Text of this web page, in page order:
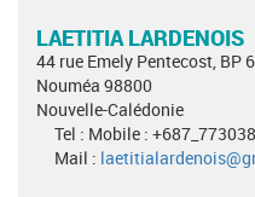
LAETITIA LARDENOIS
44 rue Emely Pentecost, BP
Nouméa 98800
Nouvelle-Calédonie
Tel : Mobile : +687_773038
Mail :